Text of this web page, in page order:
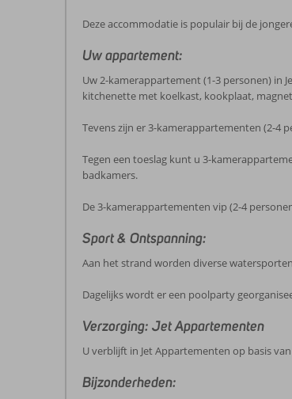
Deze accommodatie is populair bij de
Uw appartement:
Uw 2-kamerappartement (1-3 personen) in
kitchenette met koelkast, kookplaat,
Tevens zijn er 3-kamerappartementen (2-4
Tegen een toeslag kunt u 3-
badkamers.
De 3-kamerappartementen vip (2-4
Sport & Ontspanning:
Aan het strand worden diverse
Dagelijks wordt er een poolparty
Verzorging: Jet Appartementen
U verblijft in Jet Appartementen op basis
Bijzonderheden: